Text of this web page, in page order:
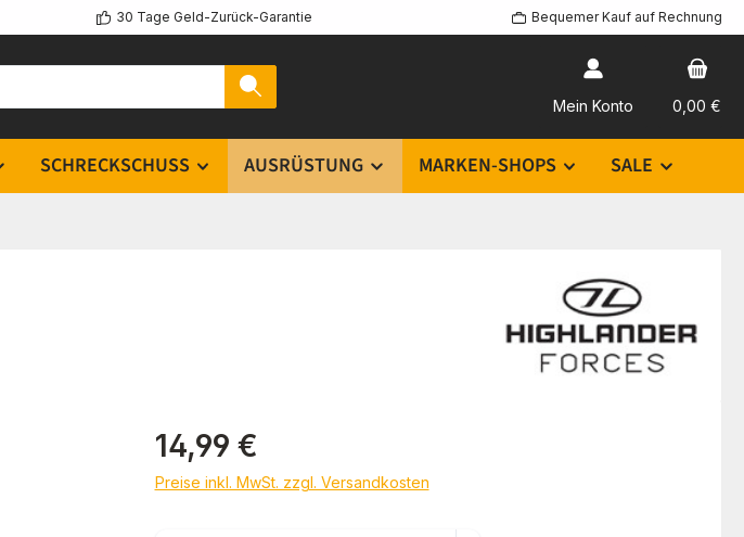
30 Tage Geld-Zurück-Garantie Bequemer Kauf auf Rechnung
Mein Konto 0,00 €
SCHRECKSCHUSS AUSRÜSTUNG MARKEN-SHOPS SALE
Regulärer Preis:
14,99 €
Preise inkl. MwSt. zzgl. Versandkosten